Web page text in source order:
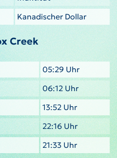
Kanadischer Dollar
Creek
05:29 Uhr
06:12 Uhr
13:52 Uhr
22:16 Uhr
21:33 Uhr